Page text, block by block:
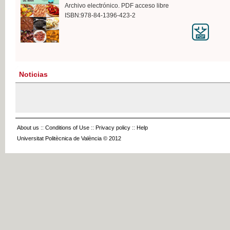
Archivo electrónico. PDF acceso libre
ISBN:978-84-1396-423-2
Noticias
About us :: Conditions of Use :: Privacy policy :: Help
Universitat Politècnica de València © 2012